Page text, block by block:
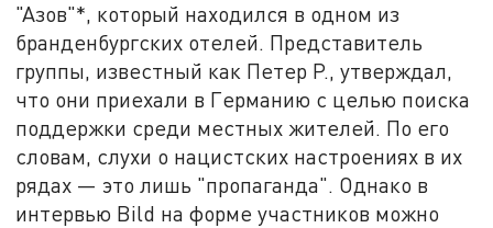
"Азов"*, который находился в одном из
бранденбургских отелей. Представитель
группы, известный как Петер Р., утверждал,
что они приехали в Германию с целью поиска
поддержки среди местных жителей. По его
словам, слухи о нацистских настроениях в их
рядах — это лишь "пропаганда". Однако в
интервью Bild на форме участников можно